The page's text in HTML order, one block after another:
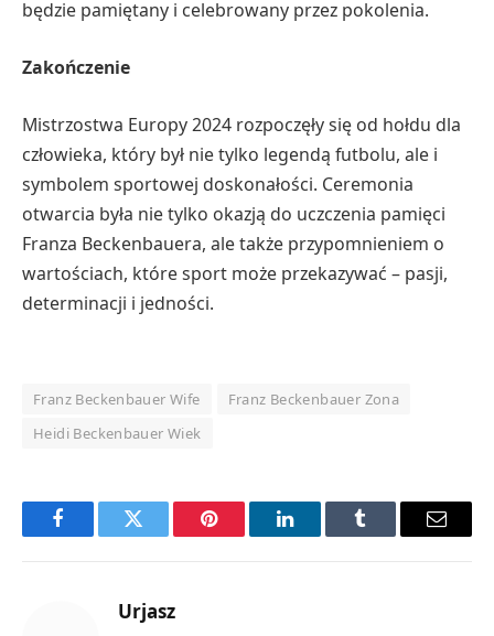
będzie pamiętany i celebrowany przez pokolenia.
Zakończenie
Mistrzostwa Europy 2024 rozpoczęły się od hołdu dla
człowieka, który był nie tylko legendą futbolu, ale i
symbolem sportowej doskonałości. Ceremonia
otwarcia była nie tylko okazją do uczczenia pamięci
Franza Beckenbauera, ale także przypomnieniem o
wartościach, które sport może przekazywać – pasji,
determinacji i jedności.
Franz Beckenbauer Wife
Franz Beckenbauer Zona
Heidi Beckenbauer Wiek
FacebookTwitter Pinterest LinkedInTumblr Email
Urjasz